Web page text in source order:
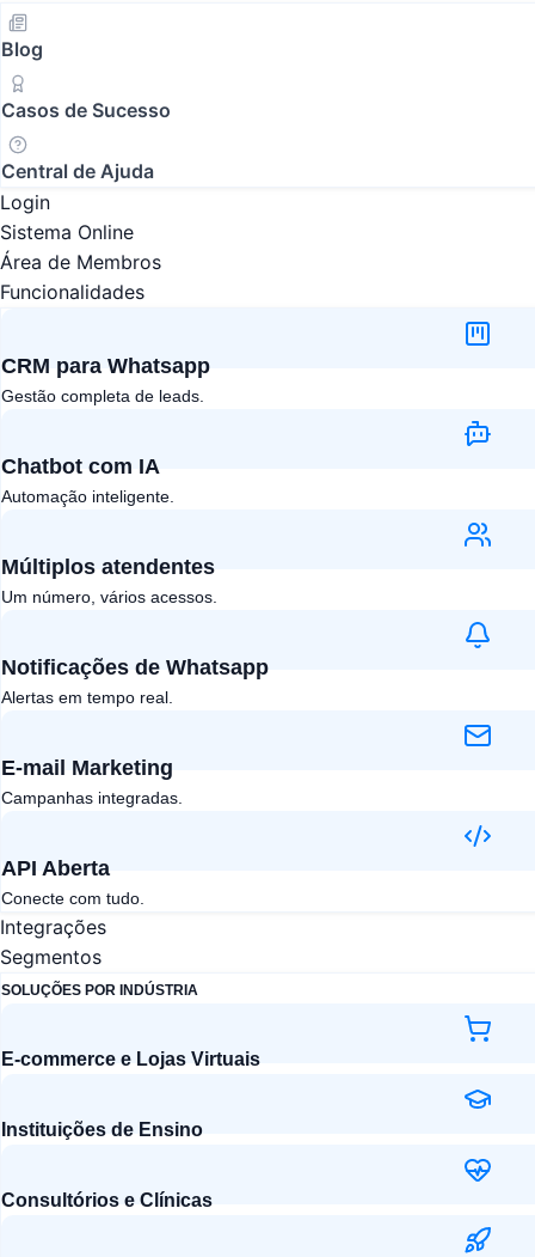
Blog
Casos de Sucesso
Central de Ajuda
Login
Sistema Online
Área de Membros
Funcionalidades
CRM para Whatsapp
Gestão completa de leads.
Chatbot com IA​
Automação inteligente.
Múltiplos atendentes​
Um número, vários acessos.
Notificações de Whatsapp
Alertas em tempo real.
E-mail Marketing​
Campanhas integradas.
API Aberta​
Conecte com tudo.
Integrações
Segmentos
SOLUÇÕES POR INDÚSTRIA
E-commerce e Lojas Virtuais
Instituições de Ensino
Consultórios e Clínicas